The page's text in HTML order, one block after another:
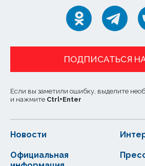
ПОДПИСАТЬСЯ НА
Если вы заметили ошибку, выделите
и нажмите Ctrl+Enter
Новости
Официальная